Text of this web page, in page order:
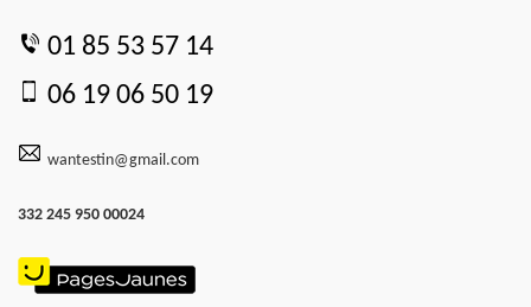
01 85 53 57 14
06 19 06 50 19
wantestin@gmail.com
332 245 950 00024